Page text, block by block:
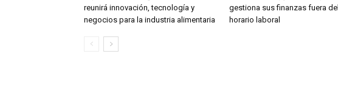
reunirá innovación, tecnología y
negocios para la industria alimentaria
gestiona sus finanzas fuera del
horario laboral